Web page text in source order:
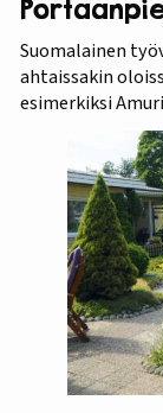
Suomalainen
ahtaissakin
esimerkiksi